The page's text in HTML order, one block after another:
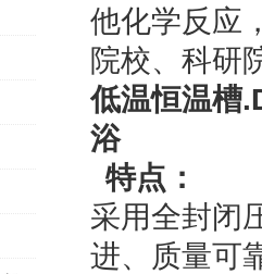
他化学反应
院校、科研
低温恒温槽
浴
特点：
采用全封闭
进、质量可